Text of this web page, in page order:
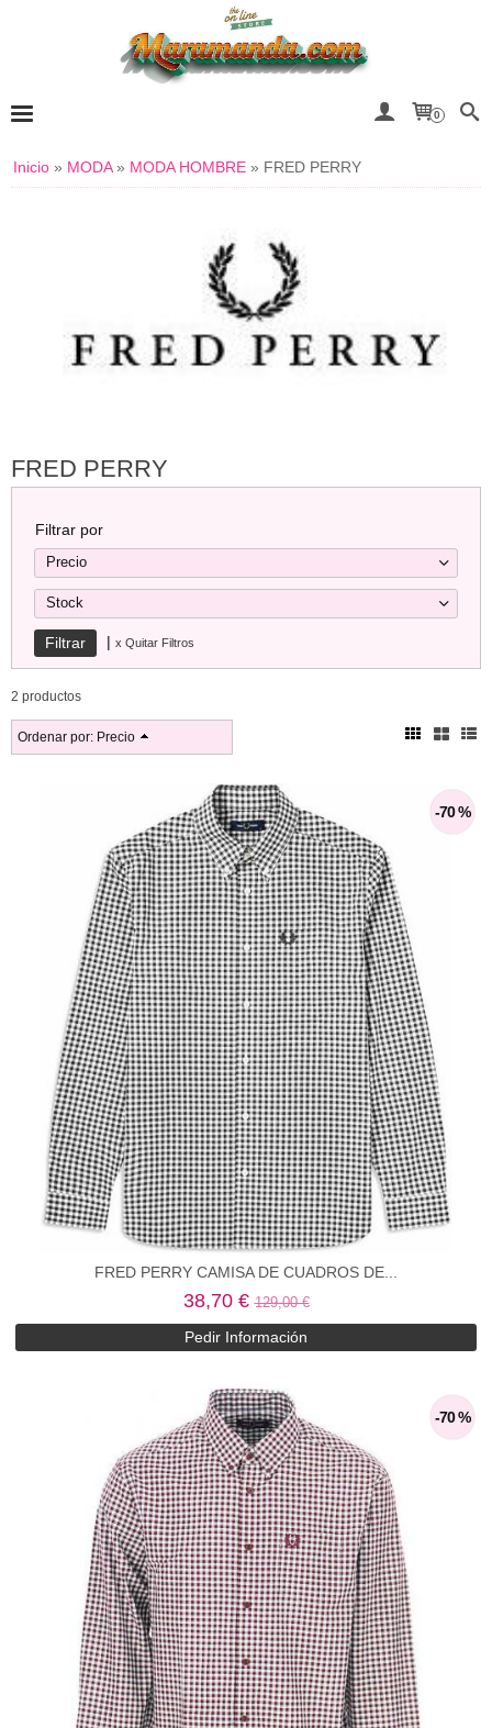
0
Inicio » MODA» MODA HOMBRE » FRED PERRY
FRED PERRY
Filtrar por
Precio
Stock
| x Quitar Filtros
2 productos
Ordenar por: Precio
-70 %
FRED PERRY CAMISA DE CUADROS DE...
38,70 €129,00 €
Pedir Información
-70 %